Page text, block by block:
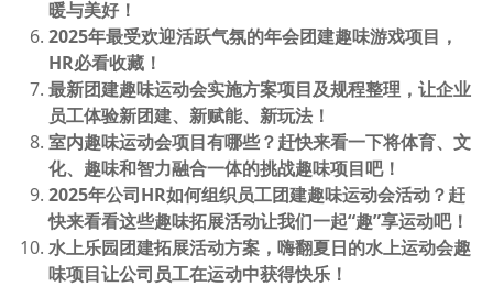
暖与美好！
2025年最受欢迎活跃气氛的年会团建趣味游戏项目，
HR必看收藏！
最新团建趣味运动会实施方案项目及规程整理，让企业
员工体验新团建、新赋能、新玩法！
室内趣味运动会项目有哪些？赶快来看一下将体育、文
化、趣味和智力融合一体的挑战趣味项目吧！
2025年公司HR如何组织员工团建趣味运动会活动？赶
快来看看这些趣味拓展活动让我们一起“趣”享运动吧！
水上乐园团建拓展活动方案，嗨翻夏日的水上运动会趣
味项目让公司员工在运动中获得快乐！